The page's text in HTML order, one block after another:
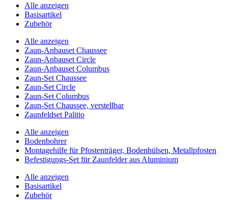
Alle anzeigen
Basisartikel
Zubehör
Alle anzeigen
Zaun-Anbauset Chaussee
Zaun-Anbauset Circle
Zaun-Anbauset Columbus
Zaun-Set Chaussee
Zaun-Set Circle
Zaun-Set Columbus
Zaun-Set Chaussee, verstellbar
Zaunfeldset Palitio
Alle anzeigen
Bodenbohrer
Montagehilfe für Pfostenträger, Bodenhülsen, Metallpfosten
Befestigungs-Set für Zaunfelder aus Aluminium
Alle anzeigen
Basisartikel
Zubehör